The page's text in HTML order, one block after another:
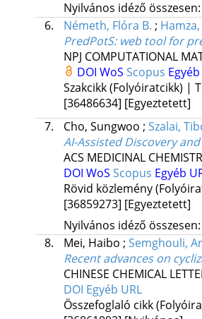
Nyilvános idéző
6.
Németh, Flóra B. ;
PredPotS: web tool for
NPJ COMPUTATIONAL
DOI WoS Scopus
Szakcikk (Folyóiratcikk) |
[36486634] [Egyeztetett]
7.
Cho, Sungwoo ; Szalai,
AI-Assisted Discovery
ACS MEDICINAL
DOI WoS Scopus Egyéb
Rövid közlemény
[36859273] [Egyeztetett]
Nyilvános idéző
8.
Mei, Haibo ; Semghouli,
Recent advances on
CHINESE CHEMICAL
DOI Egyéb URL
Összefoglaló cikk